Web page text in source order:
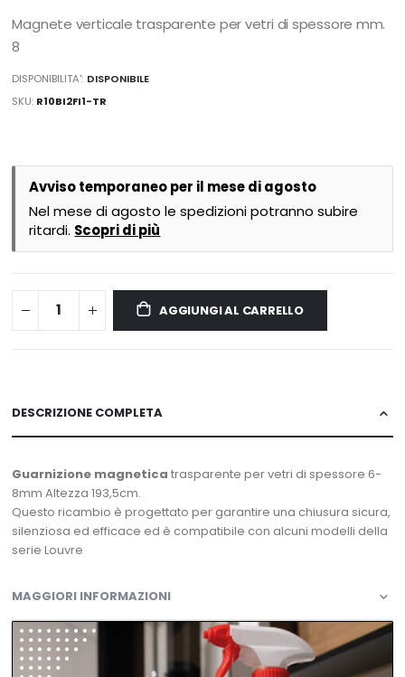
Magnete verticale trasparente per vetri di spessore mm.
8
DISPONIBILITA': DISPONIBILE
SKU R10BI2FI1-TR
Avviso temporaneo per il mese di agosto
Nel mese di agosto le spedizioni potranno subire
ritardi. Scopri di più
AGGIUNGI AL CARRELLO
DESCRIZIONE COMPLETA
Guarnizione magnetica trasparente per vetri di spessore 6-
8mm Altezza 193,5cm.
Questo ricambio è progettato per garantire una chiusura sicura,
silenziosa ed efficace ed è compatibile con alcuni modelli della
serie Louvre
MAGGIORI INFORMAZIONI